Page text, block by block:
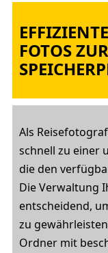
FOTOS
Als
schnell zu einer
die den
Die Verwaltung
entscheidend,
zu
Ordner mit